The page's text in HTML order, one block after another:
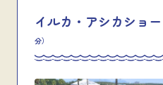
イルカ・アシカショー
分）